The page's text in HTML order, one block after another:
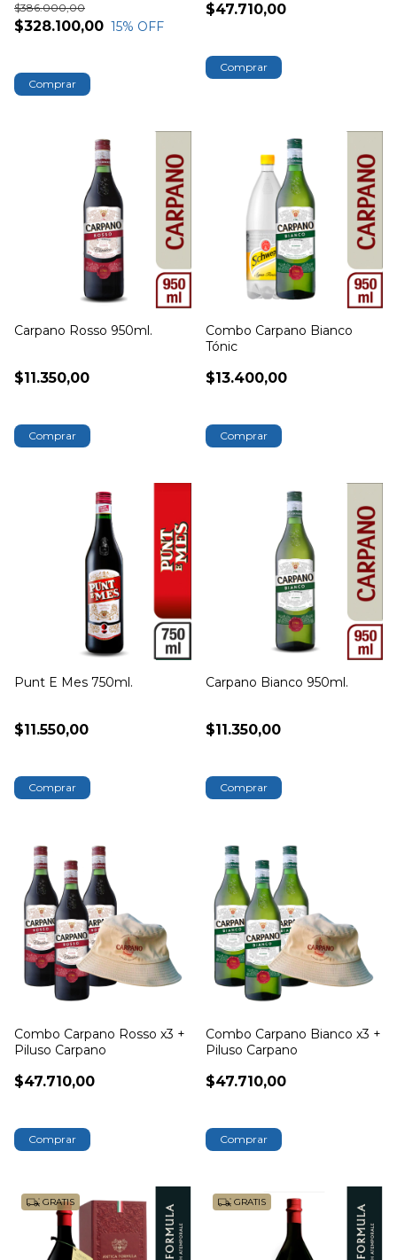
$328.100,00
$386.000,00
15% OFF
$47.710,00
Carpano Rosso 950ml.
$11.350,00
Combo Carpano Bianco
Tónic
$13.400,00
Punt E Mes 750ml.
$11.550,00
Carpano Bianco 950ml.
$11.350,00
Combo Carpano Rosso x3 +
Piluso Carpano
$47.710,00
Combo Carpano Bianco x3 +
Piluso Carpano
$47.710,00
GRATIS GRATIS